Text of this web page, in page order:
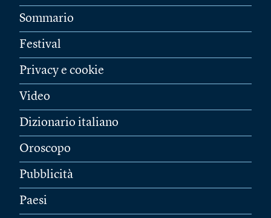
Sommario
Festival
Privacy e cookie
Video
Dizionario italiano
Oroscopo
Pubblicità
Paesi